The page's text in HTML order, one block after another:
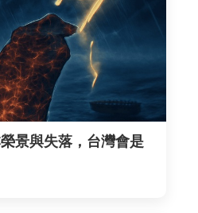
景與失落，台灣會是